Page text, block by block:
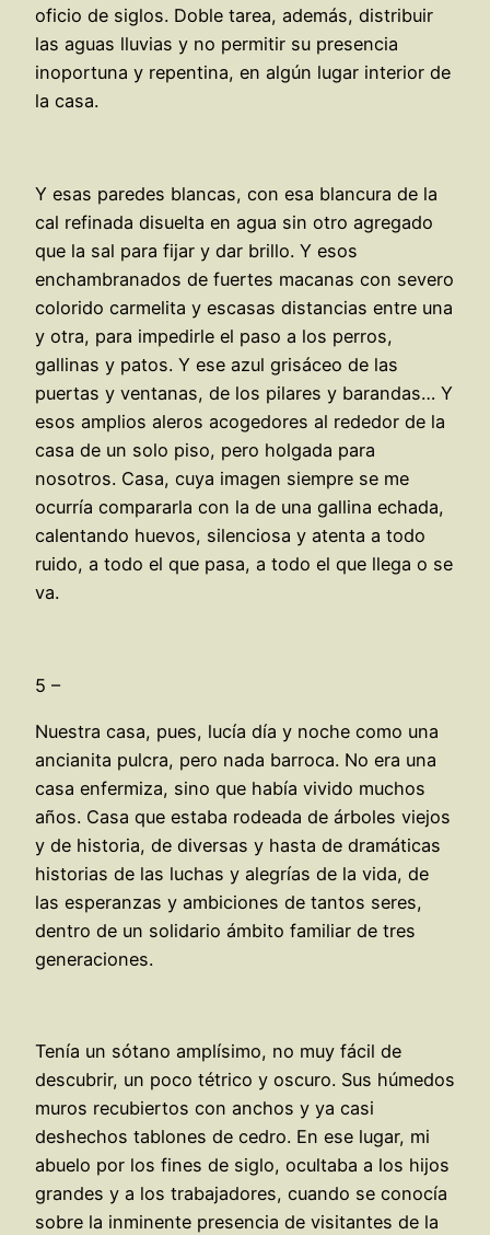
oficio de siglos. Doble tarea, además, distribuir
las aguas lluvias y no permitir su presencia
inoportuna y repentina, en algún lugar interior de
la casa.
Y esas paredes blancas, con esa blancura de la
cal refinada disuelta en agua sin otro agregado
que la sal para fijar y dar brillo. Y esos
enchambranados de fuertes macanas con severo
colorido carmelita y escasas distancias entre una
y otra, para impedirle el paso a los perros,
gallinas y patos. Y ese azul grisáceo de las
puertas y ventanas, de los pilares y barandas… Y
esos amplios aleros acogedores al rededor de la
casa de un solo piso, pero holgada para
nosotros. Casa, cuya imagen siempre se me
ocurría compararla con la de una gallina echada,
calentando huevos, silenciosa y atenta a todo
ruido, a todo el que pasa, a todo el que llega o se
va.
5 –
Nuestra casa, pues, lucía día y noche como una
ancianita pulcra, pero nada barroca. No era una
casa enfermiza, sino que había vivido muchos
años. Casa que estaba rodeada de árboles viejos
y de historia, de diversas y hasta de dramáticas
historias de las luchas y alegrías de la vida, de
las esperanzas y ambiciones de tantos seres,
dentro de un solidario ámbito familiar de tres
generaciones.
Tenía un sótano amplísimo, no muy fácil de
descubrir, un poco tétrico y oscuro. Sus húmedos
muros recubiertos con anchos y ya casi
deshechos tablones de cedro. En ese lugar, mi
abuelo por los fines de siglo, ocultaba a los hijos
grandes y a los trabajadores, cuando se conocía
sobre la inminente presencia de visitantes de la